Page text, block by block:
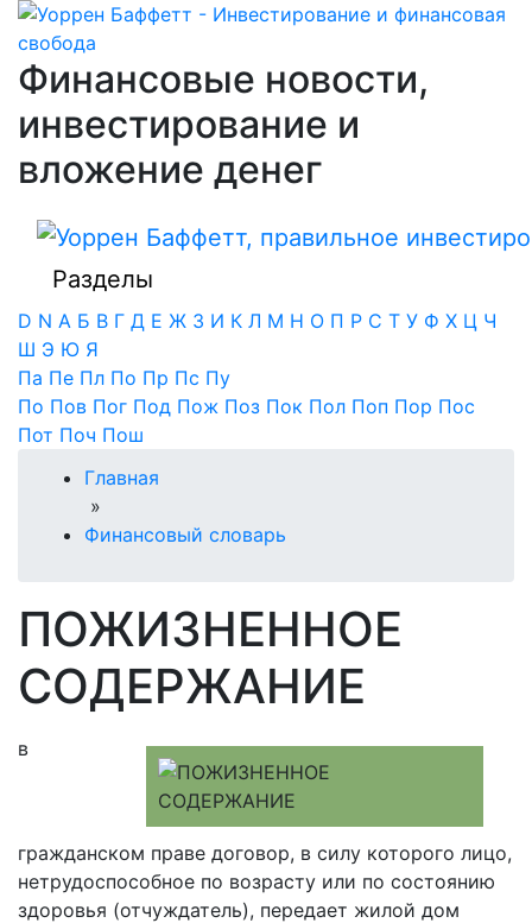
Финансовые новости,
инвестирование и
вложение денег
Разделы
D N А Б В Г Д Е Ж З И К Л М Н О П Р С Т У Ф Х Ц Ч
Ш Э Ю Я
Па Пе Пл По Пр Пс Пу
По Пов Пог Под Пож Поз Пок Пол Поп Пор Пос
Пот Поч Пош
Главная
»
Финансовый словарь
ПОЖИЗНЕННОЕ
СОДЕРЖАНИЕ
в
гражданском праве договор, в силу которого лицо,
нетрудоспособное по возрасту или по состоянию
здоровья (отчуждатель), передает жилой дом